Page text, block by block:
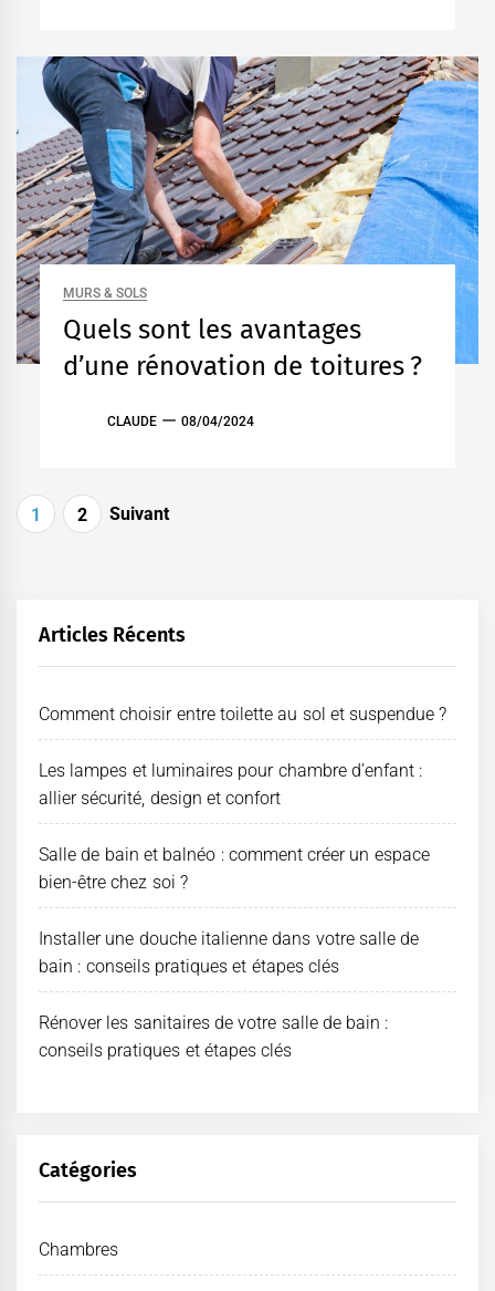
MURS & SOLS
Quels sont les avantages
d’une rénovation de toitures ?
CLAUDE 08/04/2024
Pagination
1 2 Suivant
Articles Récents
Comment choisir entre toilette au sol et suspendue ?
Les lampes et luminaires pour chambre d’enfant :
allier sécurité, design et confort
Salle de bain et balnéo : comment créer un espace
bien-être chez soi ?
Installer une douche italienne dans votre salle de
bain : conseils pratiques et étapes clés
Rénover les sanitaires de votre salle de bain :
conseils pratiques et étapes clés
Catégories
Chambres